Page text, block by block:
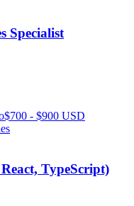
Specialist
$700 - $900 USD
TypeScript)